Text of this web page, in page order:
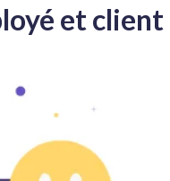
et client